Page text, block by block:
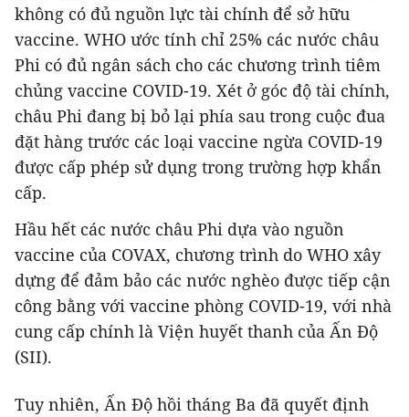
không có đủ nguồn lực tài chính để sở hữu
vaccine. WHO ước tính chỉ 25% các nước châu
Phi có đủ ngân sách cho các chương trình tiêm
chủng vaccine COVID-19. Xét ở góc độ tài chính,
châu Phi đang bị bỏ lại phía sau trong cuộc đua
đặt hàng trước các loại vaccine ngừa COVID-19
được cấp phép sử dụng trong trường hợp khẩn
cấp.
Hầu hết các nước châu Phi dựa vào nguồn
vaccine của COVAX, chương trình do WHO xây
dựng để đảm bảo các nước nghèo được tiếp cận
công bằng với vaccine phòng COVID-19, với nhà
cung cấp chính là Viện huyết thanh của Ấn Độ
(SII).
Tuy nhiên, Ấn Độ hồi tháng Ba đã quyết định